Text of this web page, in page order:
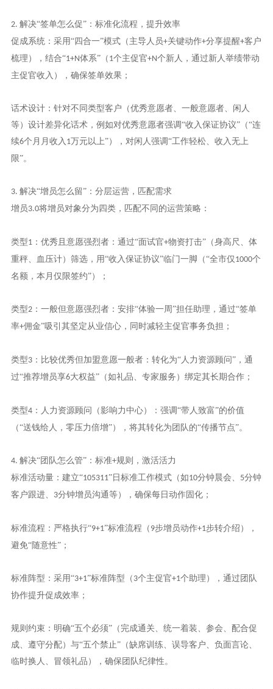
2. 解决“签单怎么促”：标准化流程，提升效率
促成系统：采用“四合一”模式（主导人员+关键动作+分享提醒+客户
梳理），结合“1+N体系”（ 1个主促官+N个新人，通过新人举绩带动
主促官收入），确保签单效果；
话术设计：针对不同类型客户（优秀意愿者、一般意愿者、闲人
等）设计差异化话术，例如对优秀意愿者强调“收入保证协议”（“连
续6个月月收入 1万元以上”），对闲人强调“工作轻松、收入无上
限”。
3. 解决“增员怎么留”：分层运营，匹配需求
增员3.0将增员对象分为四类，匹配不同的运营策略：
类型1：优秀且意愿强烈者：通过“面试官+物资打击”（身高尺、体
重秤、血压计）筛选，用“收入保证协议”临门一脚（“全市仅1000个
名额，本月仅限签约”）；
类型2：一般但意愿强烈者：安排“体验一周”担任助理，通过“签单
率+佣金”吸引其坚定从业信心，同时减轻主促官事务负担；
类型3：比较优秀但加盟意愿一般者：转化为“人力资源顾问”，通
过“推荐增员享6大权益”（如礼品、专家服务）绑定其长期合作；
类型4：人力资源顾问（影响力中心）：强调“带人致富”的价值
（“送钱给人，零压力倍增”），将其转化为团队的“传播节点”。
4. 解决“团队怎么管”：标准+规则，激活活力
标准活动量：建立“105311”日标准工作模式（如10分钟晨会、 5分钟
客户跟进、 3分钟增员沟通等），确保每日动作固化；
标准流程：严格执行“9+1”标准流程（ 9步增员动作+1步转介绍），
避免“随意性”；
标准阵型：采用“3+1”标准阵型（ 3个主促官+1个助理），通过团队
协作提升促成效率；
规则约束：明确“五个必须”（完成通关、统一着装、参会、配合促
成、遵守分配）与“五个禁止”（缺席训练、误导客户、负面言论、
临时换人、冒领礼品），确保团队纪律性。